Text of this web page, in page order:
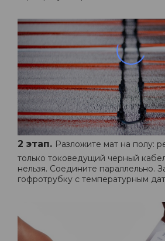
2 этап. Разложите мат на полу:
только токоведущий черный
нельзя. Соедините параллельно.
гофротрубку с температурным